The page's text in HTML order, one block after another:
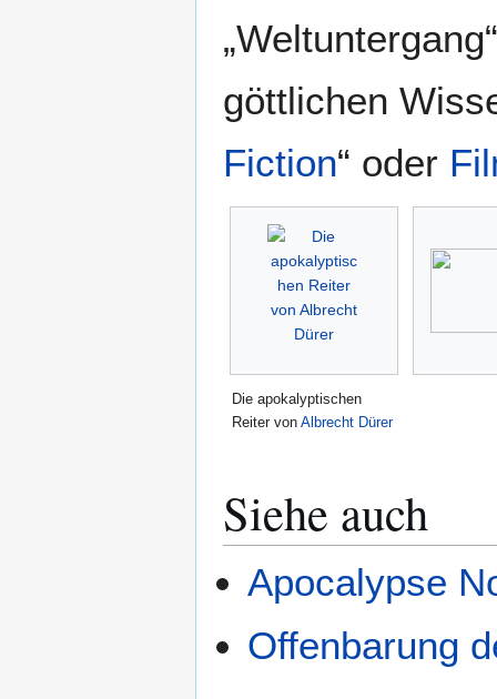
göttlichen
Fiction“ oder
Die apokalyptischen
Reiter von Albrecht Dürer
Siehe auch
Apocalypse
Offenbarung